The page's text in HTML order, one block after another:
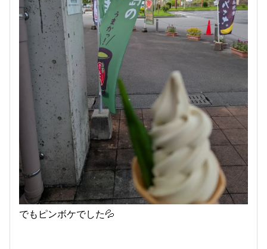
でもピンボケでした💦